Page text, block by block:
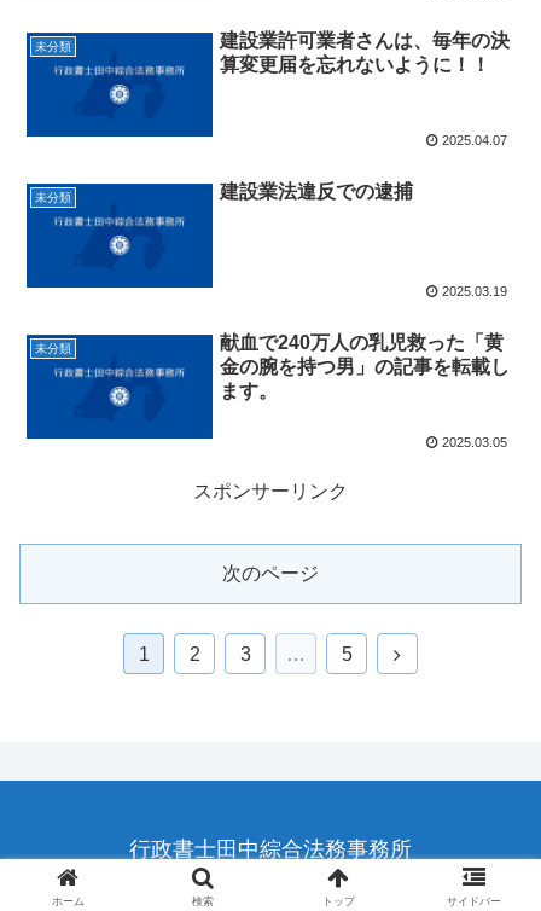
未分類
建設業許可業者さんは、毎年の決
算変更届を忘れないように！！
2025.04.07
未分類 建設業法違反での逮捕
2025.03.19
未分類
献血で240万人の乳児救った「黄
金の腕を持つ男」の記事を転載し
ます。
2025.03.05
スポンサーリンク
次のページ
1 2 3 … 5
次
行政書士田中綜合法務事務所
© 2015 行政書士田中綜合法務事務所.
ホーム 検索 トップ サイドバー